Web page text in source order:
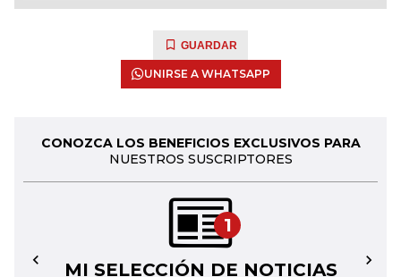
GUARDAR
UNIRSE A WHATSAPP
CONOZCA LOS BENEFICIOS EXCLUSIVOS PARA
NUESTROS SUSCRIPTORES
1
MI SELECCIÓN DE NOTICIAS
← →